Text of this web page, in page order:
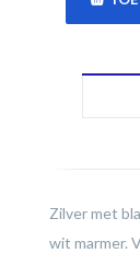
Zilver met
wit marmer.